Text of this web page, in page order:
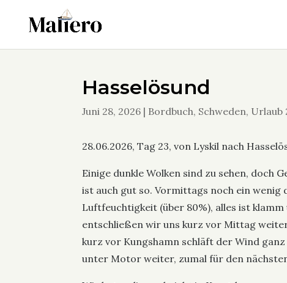
Hasselösund
Juni 28, 2026 | Bordbuch, Schweden, Urlaub
28.06.2026, Tag 23, von Lyskil nach
Einige dunkle Wolken sind zu sehen, doch
ist auch gut so. Vormittags noch ein wenig
Luftfeuchtigkeit (über 80%), alles ist
entschließen wir uns kurz vor Mittag
kurz vor Kungshamn schläft der Wind
unter Motor weiter, zumal für den